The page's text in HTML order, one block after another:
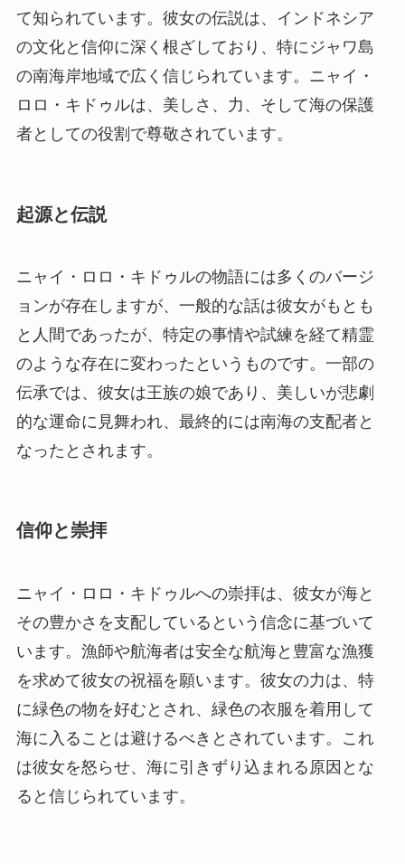
て知られています。彼女の伝説は、インドネシア
の文化と信仰に深く根ざしており、特にジャワ島
の南海岸地域で広く信じられています。ニャイ・
ロロ・キドゥルは、美しさ、力、そして海の保護
者としての役割で尊敬されています。
起源と伝説
ニャイ・ロロ・キドゥルの物語には多くのバージ
ョンが存在しますが、一般的な話は彼女がもとも
と人間であったが、特定の事情や試練を経て精霊
のような存在に変わったというものです。一部の
伝承では、彼女は王族の娘であり、美しいが悲劇
的な運命に見舞われ、最終的には南海の支配者と
なったとされます。
信仰と崇拝
ニャイ・ロロ・キドゥルへの崇拝は、彼女が海と
その豊かさを支配しているという信念に基づいて
います。漁師や航海者は安全な航海と豊富な漁獲
を求めて彼女の祝福を願います。彼女の力は、特
に緑色の物を好むとされ、緑色の衣服を着用して
海に入ることは避けるべきとされています。これ
は彼女を怒らせ、海に引きずり込まれる原因とな
ると信じられています。